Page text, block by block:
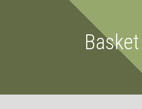
Basket